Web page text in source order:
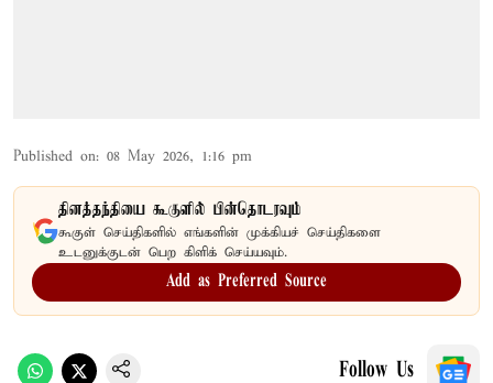
Published on: 08 May 2026, 1:16 pm
தினத்தந்தியை கூகுளில் பின்தொடரவும்
கூகுள் செய்திகளில் எங்களின் முக்கியச் செய்திகளை
உடனுக்குடன் பெற கிளிக் செய்யவும்.
Add as Preferred Source
Follow Us